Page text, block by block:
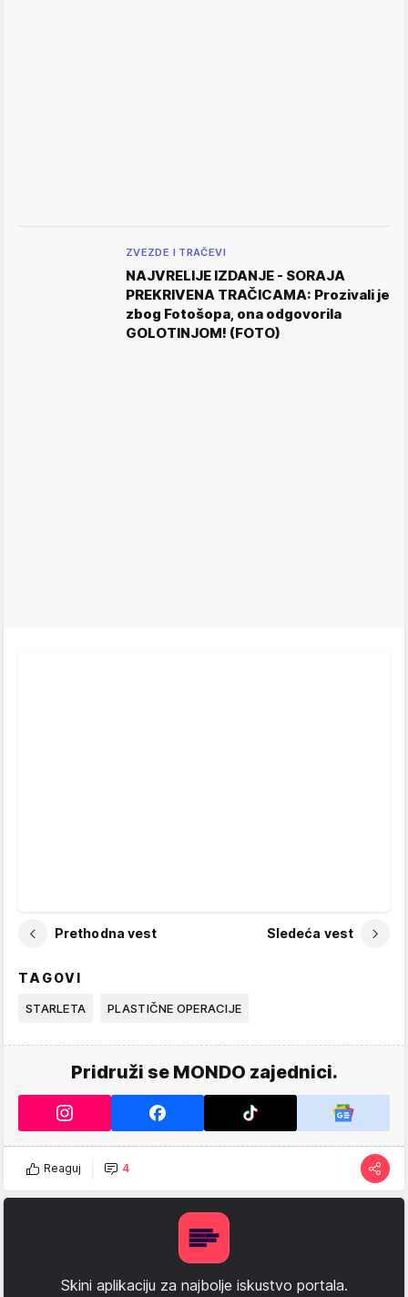
ZVEZDE I TRAČEVI
NAJVRELIJE IZDANJE - SORAJA
PREKRIVENA TRAČICAMA: Prozivali je
zbog Fotošopa, ona odgovorila
GOLOTINJOM! (FOTO)
Prethodna vest Sledeća vest
TAGOVI
STARLETA PLASTIČNE OPERACIJE
Pridruži se MONDO zajednici.
Reaguj 4
Skini aplikaciju za najbolje iskustvo portala.